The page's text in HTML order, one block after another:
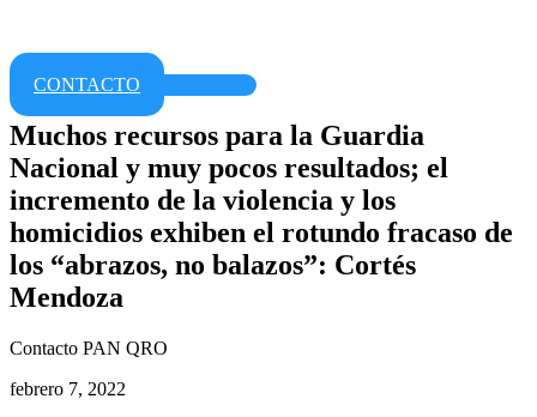
CONTACTO
Muchos recursos para la Guardia
Nacional y muy pocos resultados; el
incremento de la violencia y los
homicidios exhiben el rotundo fracaso de
los “abrazos, no balazos”: Cortés
Mendoza
Contacto PAN QRO
febrero 7, 2022